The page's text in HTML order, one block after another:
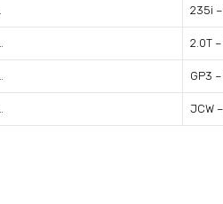
235i
2.0T –
GP3
JCW